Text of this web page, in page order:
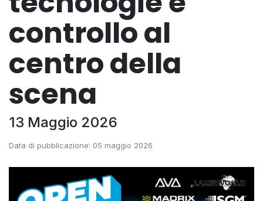
controllo al
centro della
scena
13 Maggio 2026
Data di pubblicazione: 05 maggio 2026